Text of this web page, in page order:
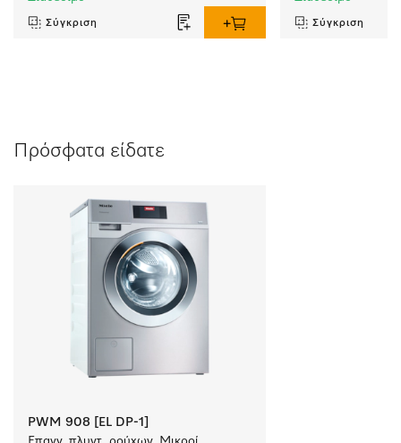
Σύγκριση Σύγκριση
Πρόσφατα είδατε
PWM 908 [EL DP-1]